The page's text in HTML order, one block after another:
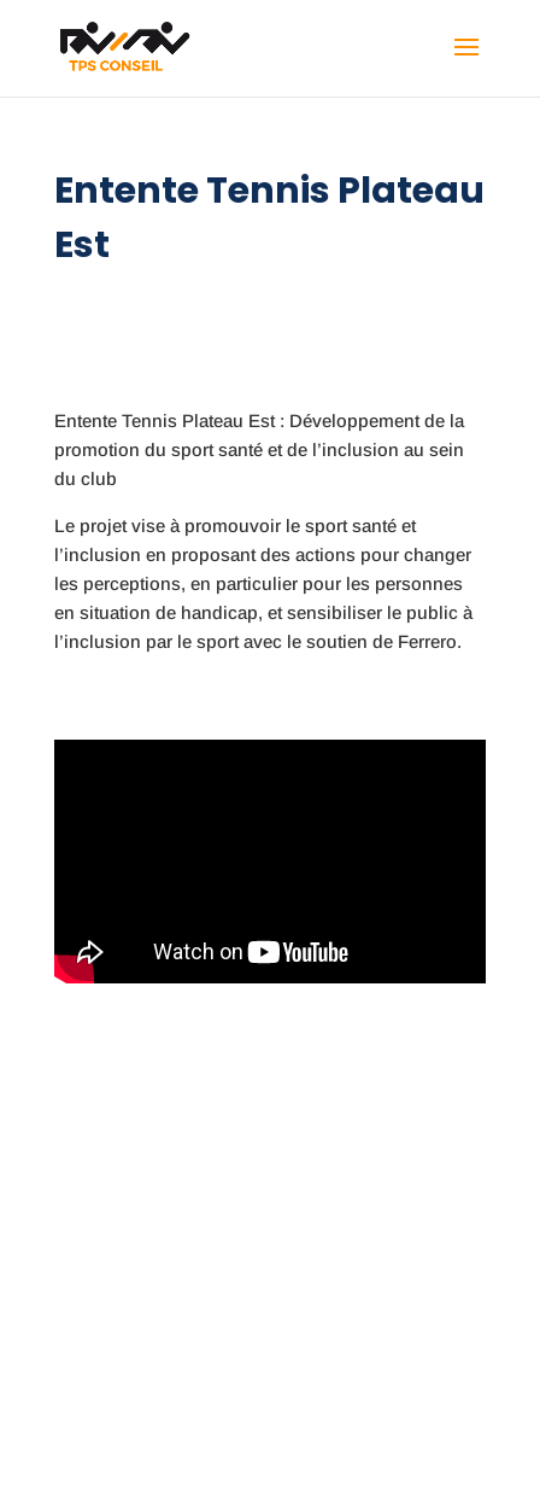
Entente Tennis Plateau
Est
Entente Tennis Plateau Est : Développement de la
promotion du sport santé et de l’inclusion au sein
du club
Le projet vise à promouvoir le sport santé et
l’inclusion en proposant des actions pour changer
les perceptions, en particulier pour les personnes
en situation de handicap, et sensibiliser le public à
l’inclusion par le sport avec le soutien de Ferrero.